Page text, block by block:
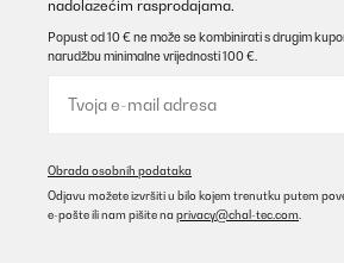
Prevedi
producto que recomendaría. Calienta
metros que recomienda. Encima es de
una calefacción consume poco. Por
nadolazećim rasprodajama.
Popust od 10 € ne može se kombinirati s drugim
narudžbu minimalne vrijednosti 100 €.
Obrada osobnih podataka
Odjavu možete izvršiti u bilo kojem trenutku putem
e-pošte ili nam pišite na privacy@chal-tec.com